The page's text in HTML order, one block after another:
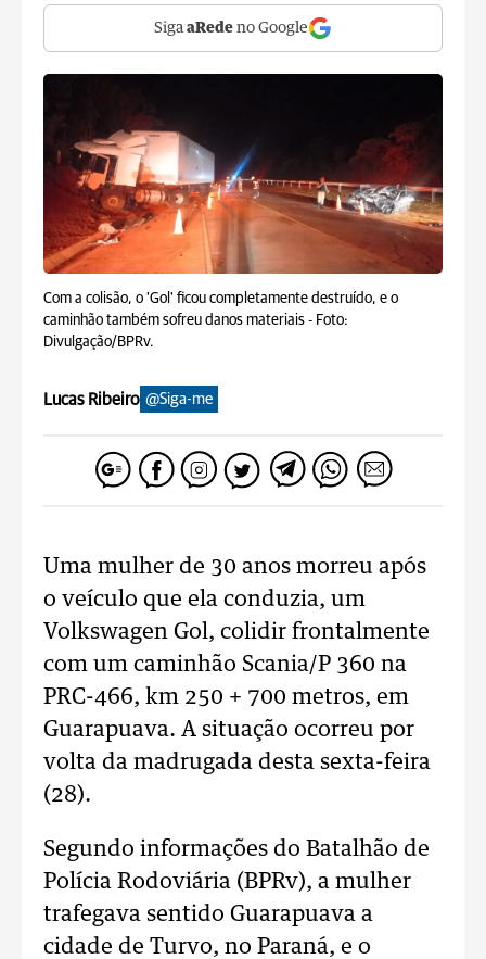
Siga aRede no Google
Com a colisão, o 'Gol' ficou completamente destruído, e o
caminhão também sofreu danos materiais - Foto:
Divulgação/BPRv.
Lucas Ribeiro @Siga-me
Uma mulher de 30 anos morreu após
o veículo que ela conduzia, um
Volkswagen Gol, colidir frontalmente
com um caminhão Scania/P 360 na
PRC-466, km 250 + 700 metros, em
Guarapuava. A situação ocorreu por
volta da madrugada desta sexta-feira
(28).
Segundo informações do Batalhão de
Polícia Rodoviária (BPRv), a mulher
trafegava sentido Guarapuava a
cidade de Turvo, no Paraná, e o